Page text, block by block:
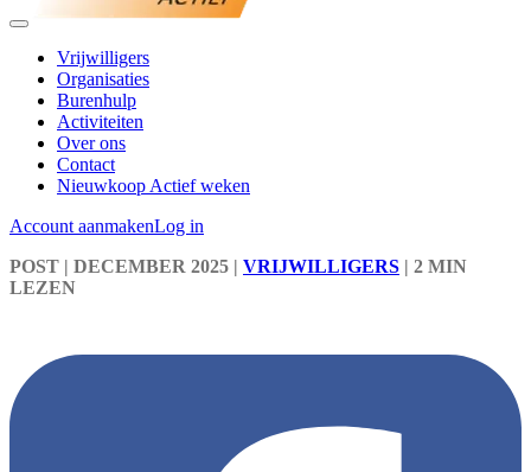
Vrijwilligers
Organisaties
Burenhulp
Activiteiten
Over ons
Contact
Nieuwkoop Actief weken
Account aanmakenLog in
POST | DECEMBER 2025 | VRIJWILLIGERS | 2 MIN
LEZEN